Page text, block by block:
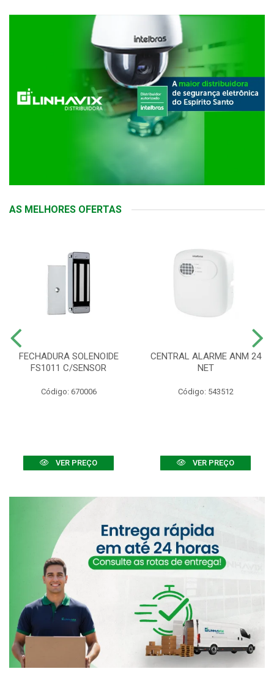
AS MELHORES OFERTAS
FECHADURA SOLENOIDE
FS1011 C/SENSOR
Código: 670006
VER PREÇO
CENTRAL ALARME ANM 24
NET
Código: 543512
VER PREÇO